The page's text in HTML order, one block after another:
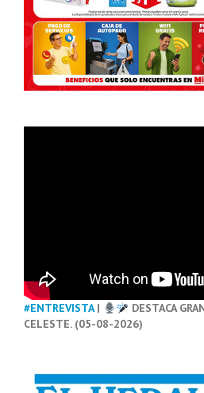
#ENTREVISTA|
DESTACA
CELESTE. (05-08-2026)